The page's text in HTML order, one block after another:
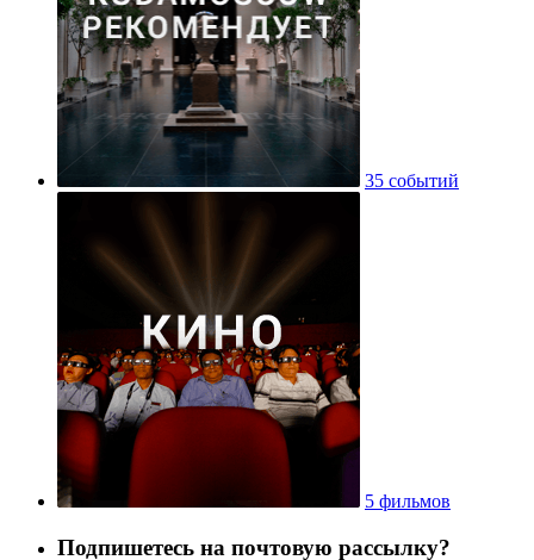
35 событий
5 фильмов
Подпишетесь на почтовую рассылку?